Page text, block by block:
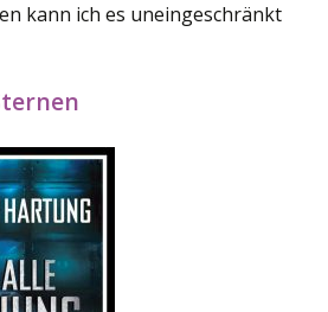
kann ich es uneingeschränkt